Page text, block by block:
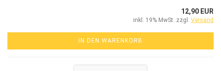
12,90 EUR
inkl. 19% MwSt. zzgl. Versand
IN DEN WARENKORB